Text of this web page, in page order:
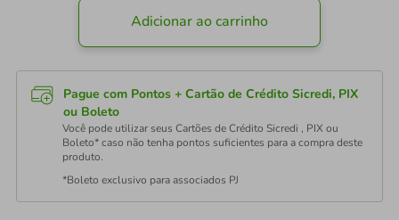
Adicionar ao carrinho
Pague com Pontos + Cartão de Crédito Sicredi, PIX
ou Boleto
Você pode utilizar seus Cartões de Crédito Sicredi , PIX ou
Boleto* caso não tenha pontos suficientes para a compra deste
produto.
*Boleto exclusivo para associados PJ